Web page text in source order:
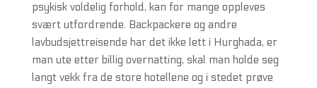
psykisk voldelig forhold, kan for mange oppleves
svært utfordrende. Backpackere og andre
lavbudsjettreisende har det ikke lett i Hurghada, er
man ute etter billig overnatting, skal man holde seg
langt vekk fra de store hotellene og i stedet prøve